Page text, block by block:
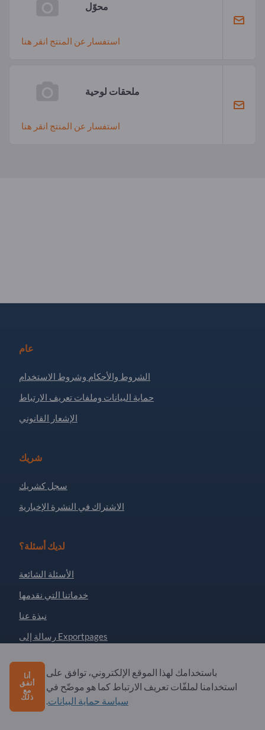
محوّل
استفسار عن المنتج انقر هنا
ملحقات لوحية
استفسار عن المنتج انقر هنا
عام
الشروط والأحكام وشروط الاستخدام
حماية البيانات وملفات تعريف الارتباط
الإشعار القانوني
شريك
سجل كشريك
الاشتراك في النشرة الإخبارية
لديك أسئلة؟
الأسئلة الشائعة
خدماتنا التي نقدمها
نبذة عنا
رسالة إلى Exportpages
Exportpages International Network
Exportpages International GmbH
Becker-Göring-Straße 15
باستخدامك لهذا الموقع الإلكتروني، توافق على
استخدامنا لملفّات تعريف الارتباط كما هو موضّح في
سياسة حماية البيانات.
أنا
أتفق
مع
ذلك